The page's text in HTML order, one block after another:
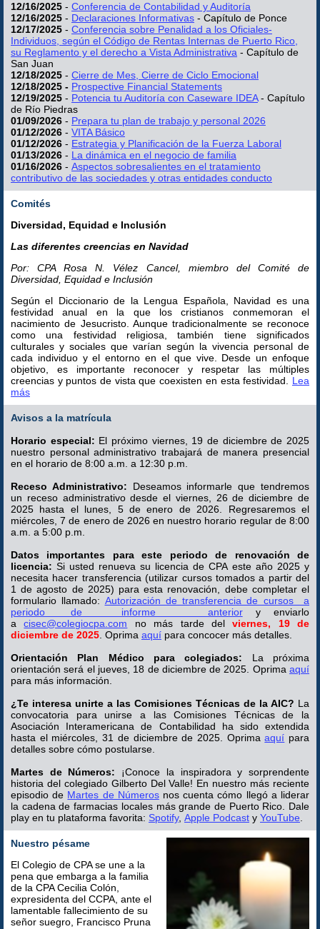
12/16/2025 - Conferencia de Contabilidad y Auditoría
12/16/2025 - Declaraciones Informativas - Capítulo de Ponce
12/17/2025 - Conferencia sobre Penalidad a los Oficiales-
Individuos, según el Código de Rentas Internas de Puerto Rico,
su Reglamento y el derecho a Vista Administrativa - Capítulo de
San Juan
12/18/2025 - Cierre de Mes, Cierre de Ciclo Emocional
12/18/2025 - Prospective Financial Statements
12/19/2025 - Potencia tu Auditoría con Caseware IDEA- Capítulo
de Río Piedras
01/09/2026 - Prepara tu plan de trabajo y personal 2026
01/12/2026 - VITA Básico
01/12/2026 - Estrategia y Planificación de la Fuerza Laboral
01/13/2026 - La dinámica en el negocio de familia
01/16/2026 - Aspectos sobresalientes en el tratamiento
contributivo de las sociedades y otras entidades conducto
Comités
Diversidad, Equidad e Inclusión
Las diferentes creencias en Navidad
Por: CPA Rosa N. Vélez Cancel, miembro del Comité de
Diversidad, Equidad e Inclusión
Según el Diccionario de la Lengua Española, Navidad es una
festividad anual en la que los cristianos conmemoran el
nacimiento de Jesucristo. Aunque tradicionalmente se reconoce
como una festividad religiosa, también tiene significados
culturales y sociales que varían según la vivencia personal de
cada individuo y el entorno en el que vive. Desde un enfoque
objetivo, es importante reconocer y respetar las múltiples
creencias y puntos de vista que coexisten en esta festividad. Lea
más
Avisos a la matrícula
Horario especial: El próximo viernes, 19 de diciembre de 2025
nuestro personal administrativo trabajará de manera presencial
en el horario de 8:00 a.m. a 12:30 p.m.
Receso Administrativo: Deseamos informarle que tendremos
un receso administrativo desde el viernes, 26 de diciembre de
2025 hasta el lunes, 5 de enero de 2026. Regresaremos el
miércoles, 7 de enero de 2026 en nuestro horario regular de 8:00
a.m. a 5:00 p.m.
Datos importantes para este periodo de renovación de
licencia: Si usted renueva su licencia de CPA este año 2025 y
necesita hacer transferencia (utilizar cursos tomados a partir del
1 de agosto de 2025) para esta renovación, debe completar el
formulario llamado: Autorización de transferencia de cursos a
periodo de informe anteriory enviarlo
acisec@colegiocpa.com no más tarde delviernes, 19 de
diciembre de 2025 . Oprima aquí para concocer más detalles.
Orientación Plan Médico para colegiados: La próxima
orientación será el jueves, 18 de diciembre de 2025. Oprima aquí
para más información.
¿Te interesa unirte a las Comisiones Técnicas de la AIC? La
convocatoria para unirse a las Comisiones Técnicas de la
Asociación Interamericana de Contabilidad ha sido extendida
hasta el miércoles, 31 de diciembre de 2025. Oprimaaquí para
detalles sobre cómo postularse.
Martes de Números: ¡Conoce la inspiradora y sorprendente
historia del colegiado Gilberto Del Valle! En nuestro más reciente
episodio de Martes de Númerosnos cuenta cómo llegó a liderar
la cadena de farmacias locales más grande de Puerto Rico. Dale
play en tu plataforma favorita: Spotify, Apple Podcast y YouTube
Nuestro pésame
El Colegio de CPA se une a la
pena que embarga a la familia
de la CPA Cecilia Colón,
expresidenta del CCPA, ante el
lamentable fallecimiento de su
señor suegro, Francisco Pruna